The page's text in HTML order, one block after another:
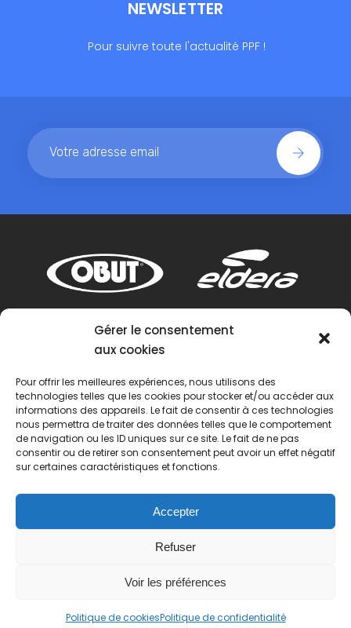
Gérer le consentement
aux cookies
Pour offrir les meilleures expériences, nous utilisons des
technologies telles que les cookies pour stocker et/ou accéder aux
informations des appareils. Le fait de consentir à ces technologies
nous permettra de traiter des données telles que le comportement
de navigation ou les ID uniques sur ce site. Le fait de ne pas
consentir ou de retirer son consentement peut avoir un effet négatif
sur certaines caractéristiques et fonctions.
Accepter
Refuser
Voir les préférences
Politique de cookiesPolitique de confidentialité
NEWSLETTER
Pour suivre toute l'actualité PPF !
réservés.